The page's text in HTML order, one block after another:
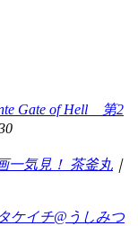
Gate of Hell 第2
一気見！ 茶釜丸 ｜
タケイチ@うしみつ